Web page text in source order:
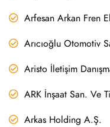
Arfesan Arkan Fren
Arıcıoğlu Otomotiv
Aristo İletişim
ARK İnşaat San. Ve
Arkas Holding A.Ş.